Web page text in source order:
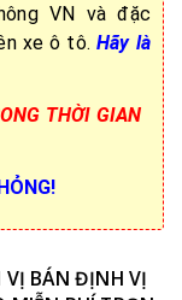
VN và đặc
xe ô tô.Hãy là
THỜI GIAN
VỊ BÁN ĐỊNH VỊ